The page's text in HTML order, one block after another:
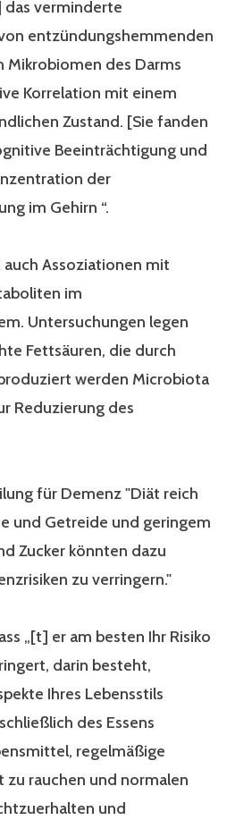
verminderte
entzündungshemmenden
Mikrobiomen des Darms
Korrelation mit einem
Zustand. [Sie fanden
Beeinträchtigung und
der
im Gehirn “.
Assoziationen mit
im
Untersuchungen legen
Fettsäuren, die durch
werden Microbiota
Reduzierung des
für Demenz "Diät reich
und Getreide und geringem
Zucker könnten dazu
zu verringern."
„[t] er am besten Ihr Risiko
darin besteht,
Ihres Lebensstils
des Essens
regelmäßige
zu rauchen und normalen
und